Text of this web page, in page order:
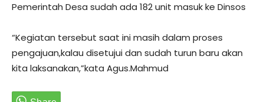
Pemerintah Desa sudah ada 182 unit masuk ke Dinsos
“Kegiatan tersebut saat ini masih dalam proses
pengajuan,kalau disetujui dan sudah turun baru akan
kita laksanakan,”kata Agus.Mahmud